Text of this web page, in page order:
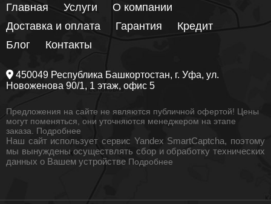
Главная Услуги
О компании
Доставка и оплата
Гарантия
Кредит
Блог
Контакты
450049 Республика Башкортостан, г. Уфа, ул.
Новоженова 90/1, 1 этаж, офис 5
Предложения на сайте не являются публичной офертой! Цены
могут поменяться, они уточняются менеджером на этапе
заказа. Подробнее
Наш сайт использует сервис Yandex SmartCaptcha, поэтому
мы вынуждены осуществлять сбор и обработку технических
данных о Вашем устройстве Подробнее